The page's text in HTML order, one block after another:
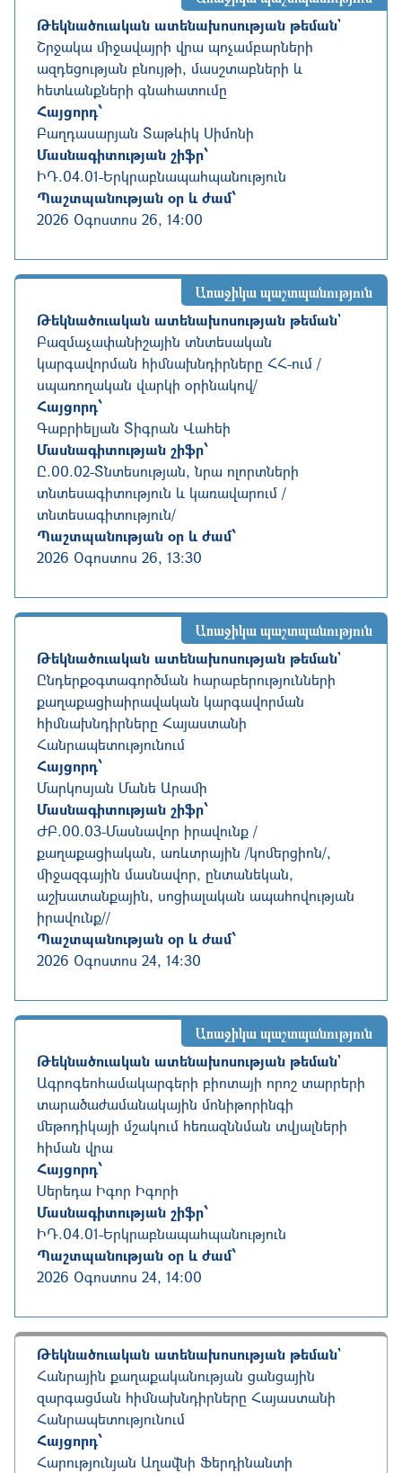
Թեկնածուական ատենախոսության թեման`
Շրջակա միջավայրի վրա պոչամբարների
ազդեցության բնույթի, մասշտաբների և
հետևանքների գնահատումը
Հայցորդ՝
Բաղդասարյան Տաթևիկ Սիմոնի
Մասնագիտության շիֆր՝
ԻԴ.04.01-Երկրաբնապահպանություն
Պաշտպանության օր և ժամ՝
2026 Օգոստոս 26, 14:00
Առաջիկա պաշտպանություն
Թեկնածուական ատենախոսության թեման`
Բազմաչափանիշային տնտեսական
կարգավորման հիմնախնդիրները ՀՀ-ում /
սպառողական վարկի օրինակով/
Հայցորդ՝
Գաբրիելյան Տիգրան Վահեի
Մասնագիտության շիֆր՝
Ը.00.02-Տնտեսության, նրա ոլորտների
տնտեսագիտություն և կառավարում /
տնտեսագիտություն/
Պաշտպանության օր և ժամ՝
2026 Օգոստոս 26, 13:30
Առաջիկա պաշտպանություն
Թեկնածուական ատենախոսության թեման`
Ընդերքօգտագործման հարաբերությունների
քաղաքացիաիրավական կարգավորման
հիմնախնդիրները Հայաստանի
Հանրապետությունում
Հայցորդ՝
Մարկոսյան Մանե Արամի
Մասնագիտության շիֆր՝
ԺԲ.00.03-Մասնավոր իրավունք /
քաղաքացիական, առևտրային /կոմերցիոն/,
միջազգային մասնավոր, ընտանեկան,
աշխատանքային, սոցիալական ապահովության
իրավունք//
Պաշտպանության օր և ժամ՝
2026 Օգոստոս 24, 14:30
Առաջիկա պաշտպանություն
Թեկնածուական ատենախոսության թեման`
Ագրոգեոհամակարգերի բիոտայի որոշ տարրերի
տարածաժամանակային մոնիթորինգի
մեթոդիկայի մշակում հեռազննման տվյալների
հիման վրա
Հայցորդ՝
Սերեդա Իգոր Իգորի
Մասնագիտության շիֆր՝
ԻԴ.04.01-Երկրաբնապահպանություն
Պաշտպանության օր և ժամ՝
2026 Օգոստոս 24, 14:00
Թեկնածուական ատենախոսության թեման`
Հանրային քաղաքականության ցանցային
զարգացման հիմնախնդիրները Հայաստանի
Հանրապետությունում
Հայցորդ՝
Հարությունյան Աղավնի Ֆերդինանտի